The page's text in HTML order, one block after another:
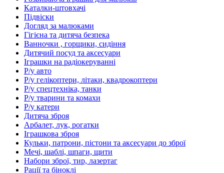
Каталки-штовхачі
Підвіски
Догляд за малюками
Гігієна та дитяча безпека
Ванночки , горщики, сидіння
Дитячий посуд та аксесуари
Іграшки на радіокеруванні
Р/у авто
Р/у гелікоптери, літаки, квадрокоптери
Р/у спецтехніка, танки
Р/у тварини та комахи
Р/у катери
Дитяча зброя
Арбалет, лук, рогатки
Іграшкова зброя
Кульки, патрони, пістони та аксесуари до зброї
Мечі, шаблі, шпаги, щити
Набори зброї, тир, лазертаг
Рації та біноклі